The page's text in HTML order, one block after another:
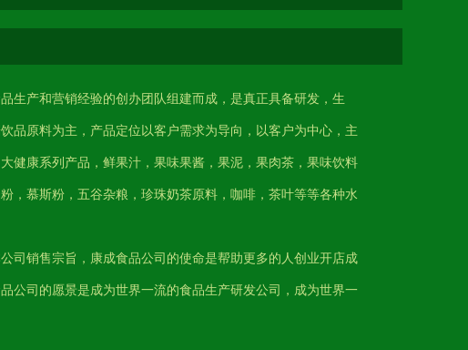
生产和营销经验的创办团队组建而成，是真正具备研发，生
品原料为主，产品定位以客户需求为导向，以客户为中心，主
健康系列产品，鲜果汁，果味果酱，果泥，果肉茶，果味饮料
，慕斯粉，五谷杂粮，珍珠奶茶原料，咖啡，茶叶等等各种水
司销售宗旨，康成食品公司的使命是帮助更多的人创业开店成
公司的愿景是成为世界一流的食品生产研发公司，成为世界一